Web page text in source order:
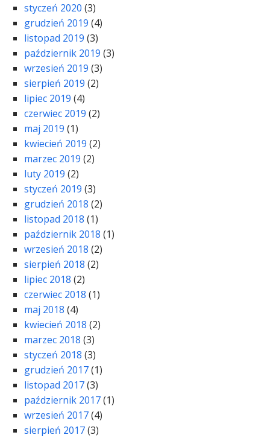
styczeń 2020 (3)
grudzień 2019 (4)
listopad 2019 (3)
październik 2019 (3)
wrzesień 2019 (3)
sierpień 2019 (2)
lipiec 2019 (4)
czerwiec 2019 (2)
maj 2019 (1)
kwiecień 2019 (2)
marzec 2019 (2)
luty 2019 (2)
styczeń 2019 (3)
grudzień 2018 (2)
listopad 2018 (1)
październik 2018 (1)
wrzesień 2018 (2)
sierpień 2018 (2)
lipiec 2018 (2)
czerwiec 2018 (1)
maj 2018 (4)
kwiecień 2018 (2)
marzec 2018 (3)
styczeń 2018 (3)
grudzień 2017(1)
listopad 2017(3)
październik 2017(1)
wrzesień 2017(4)
sierpień 2017(3)